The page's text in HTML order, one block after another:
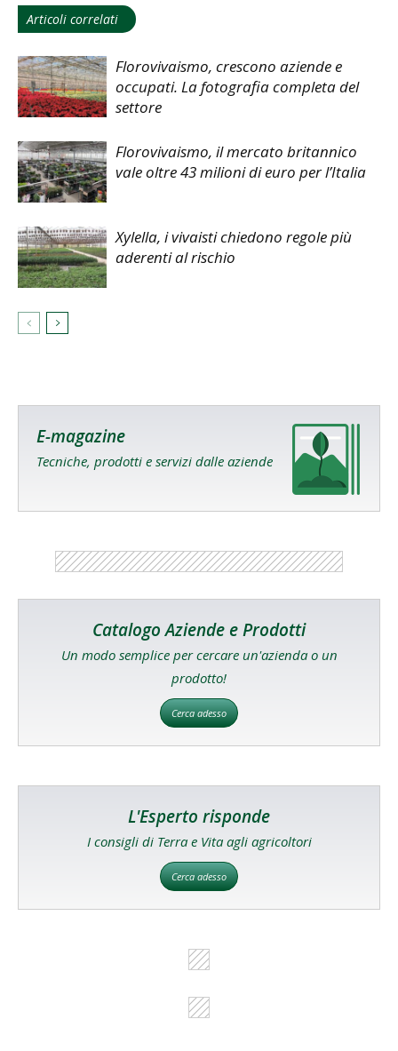
Articoli correlati
Florovivaismo, crescono aziende e
occupati. La fotografia completa del
settore
Florovivaismo, il mercato britannico
vale oltre 43 milioni di euro per l’Italia
Xylella, i vivaisti chiedono regole più
aderenti al rischio
E-magazine
Tecniche, prodotti e servizi dalle aziende
Catalogo Aziende e Prodotti
Un modo semplice per cercare un'azienda o un
prodotto!
Cerca adesso
L'Esperto risponde
I consigli di Terra e Vita agli agricoltori
Cerca adesso